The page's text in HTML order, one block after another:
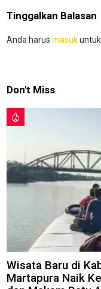
Tinggalkan Balasan
Anda harus masuk
Don't Miss
Wisata Baru di
Martapura Naik